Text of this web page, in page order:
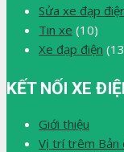
Sửa xe đạp
Tin xe (10)
Xe đạp điện
KẾT NỐI XE
Giới thiệu
Vị trí trêm Bản